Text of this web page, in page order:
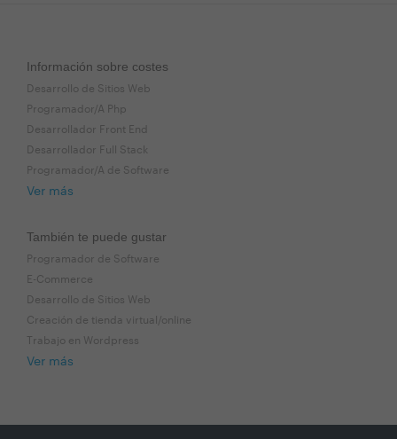
Información sobre costes
Desarrollo de Sitios Web
Programador/A Php
Desarrollador Front End
Desarrollador Full Stack
Programador/A de Software
Ver más
También te puede gustar
Programador de Software
E-Commerce
Desarrollo de Sitios Web
Creación de tienda virtual/online
Trabajo en Wordpress
Ver más